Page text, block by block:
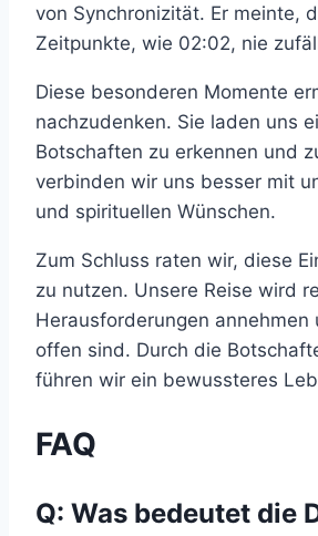
von Synchronizität. Er meinte,
Zeitpunkte, wie 02:02, nie
Diese besonderen Momente
nachzudenken. Sie laden uns
Botschaften zu erkennen und
verbinden wir uns besser mit
und spirituellen Wünschen.
Zum Schluss raten wir, diese
zu nutzen. Unsere Reise wird
Herausforderungen annehmen
offen sind. Durch die
führen wir ein bewussteres
FAQ
Q: Was bedeutet die